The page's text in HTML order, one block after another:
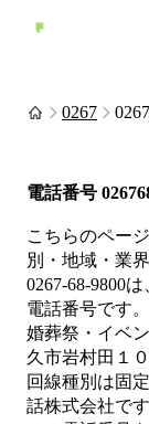
0267
電話番号
こちらのページ
別・地域・業
0267-68-9800は
電話番号です。
婚葬祭・イベ
久市岩村田１
回線種別は固
話株式会社です